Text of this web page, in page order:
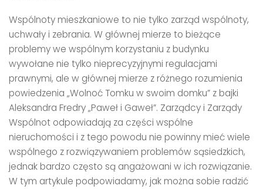
Wspólnoty mieszkaniowe to nie tylko zarząd wspólnoty,
uchwały i zebrania. W głównej mierze to bieżące
problemy we wspólnym korzystaniu z budynku
wywołane nie tylko nieprecyzyjnymi regulacjami
prawnymi, ale w głównej mierze z różnego rozumienia
powiedzenia „Wolnoć Tomku w swoim domku” z bajki
Aleksandra Fredry „Paweł i Gaweł”. Zarządcy i Zarządy
Wspólnot odpowiadają za części wspólne
nieruchomości i z tego powodu nie powinny mieć wiele
wspólnego z rozwiązywaniem problemów sąsiedzkich,
jednak bardzo często są angażowani w ich rozwiązanie.
W tym artykule podpowiadamy, jak można sobie radzić